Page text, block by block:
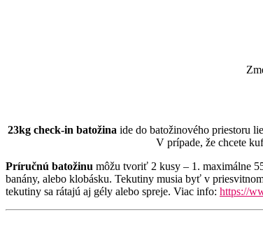
23kg check-in batožina ide do batožinového priestoru
V prípade, že chcete
Príručnú batožinu môžu tvoriť 2 kusy – 1. maximálne
banány, alebo klobásku. Tekutiny musia byť v
tekutiny sa rátajú aj gély alebo spreje. Viac info: https://